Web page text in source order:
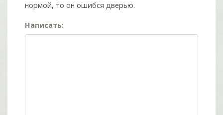
нормой, то он ошибся дверью.
Написать: